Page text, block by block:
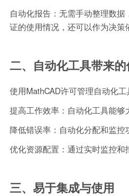
自动化报告：无需手动整理数
证的使用情况，还可以作为决策
二、自动化工具带来
使用MathCAD许可管理自动化
提高工作效率：自动化工具能够
降低错误率：自动化分配和监控
优化资源配置：通过实时监控和
三、易于集成与使用